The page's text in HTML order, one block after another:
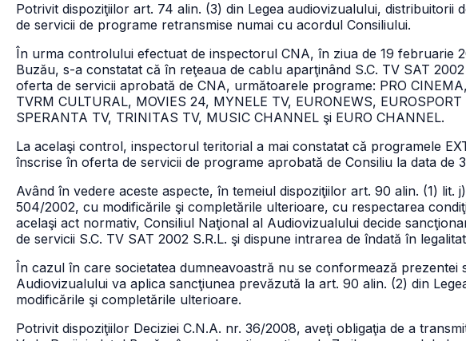
Potrivit dispoziţiilor art. 74 alin. (3) din Legea audiovizualului, distribuitorii
de servicii de programe retransmise numai cu acordul Consiliului.
În urma controlului efectuat de inspectorul CNA, în ziua de 19 februarie
Buzău, s-a constatat că în reţeaua de cablu aparţinând S.C. TV SAT
oferta de servicii aprobată de CNA, următoarele programe: PRO
TVRM CULTURAL, MOVIES 24, MYNELE TV, EURONEWS,
SPERANTA TV, TRINITAS TV, MUSIC CHANNEL şi EURO CHANNEL.
La acelaşi control, inspectorul teritorial a mai constatat că programele
înscrise în oferta de servicii de programe aprobată de Consiliu la data de
Având în vedere aceste aspecte, în temeiul dispoziţiilor art. 90 alin. (1) lit.
504/2002, cu modificările şi completările ulterioare, cu respectarea
acelaşi act normativ, Consiliul Naţional al Audiovizualului decide
de servicii S.C. TV SAT 2002 S.R.L. şi dispune intrarea de îndată în
În cazul în care societatea dumneavoastră nu se conformează prezentei
Audiovizualului va aplica sancţiunea prevăzută la art. 90 alin. (2) din
modificările şi completările ulterioare.
Potrivit dispoziţiilor Deciziei C.N.A. nr. 36/2008, aveţi obligaţia de a